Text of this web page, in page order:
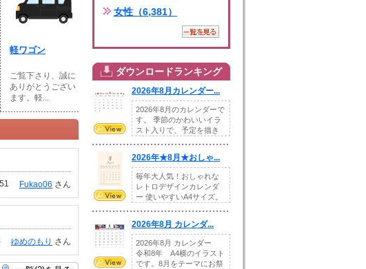
軽ワゴン
ご覧下さり、誠に
ありがとうござい
ます。軽...
Fukao06 さん
ゆめのもり さん
女性（6,381）
ダウンロードランキング
2026年8月カレンダー...
2026年8月のカレンダーで
す。 季節のかわいいイラ
スト入りで、予定を描き
2026年★8月★おしゃ...
毎年大人気！おしゃれな
レトロデザインカレンダ
ー 使いやすいA4サイズ。
2026年8月 カレンダ...
2026年8月 カレンダー
令和8年 A4横のイラスト
です。8月をテーマにお祭